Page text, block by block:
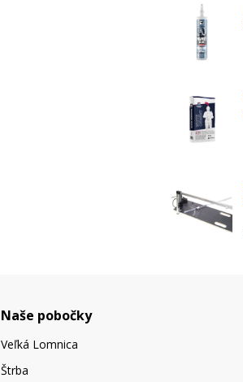
Naše pobočky
Veľká Lomnica
Štrba